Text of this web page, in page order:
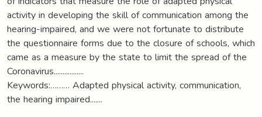
activity in developing the skill of communication among the
hearing-impaired, and we were not fortunate to distribute
the questionnaire forms due to the closure of schools, which
came as a measure by the state to limit the spread of the
Coronavirus.................
Keywords:……… Adapted physical activity, communication,
the hearing impaired.......